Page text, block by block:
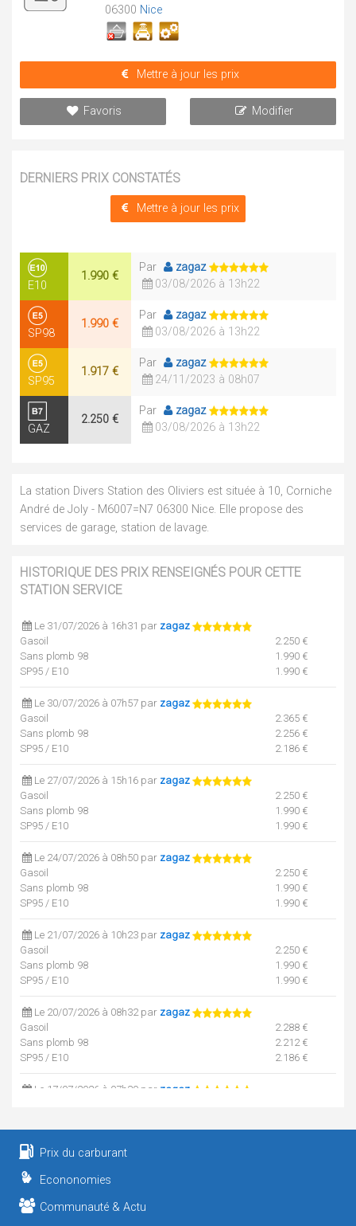
06300 Nice
Mettre à jour les prix
Favoris Modifier
DERNIERS PRIX CONSTATÉS
Mettre à jour les prix
E10
1.990 €
Par
zagaz
03/08/2026 à 13h22
SP98
1.990 €
Par
zagaz
03/08/2026 à 13h22
SP95
1.917 €
Par
zagaz
24/11/2023 à 08h07
GAZ
2.250 €
Par
zagaz
03/08/2026 à 13h22
La station Divers Station des Oliviers est située à 10, Corniche
André de Joly - M6007=N7 06300 Nice. Elle propose des
services de garage, station de lavage.
HISTORIQUE DES PRIX RENSEIGNÉS POUR CETTE
STATION SERVICE
Le 31/07/2026 à 16h31 par zagaz
Gasoil
2.250 €
Sans plomb 98
1.990 €
SP95 / E10
1.990 €
Le 30/07/2026 à 07h57 par zagaz
Gasoil
2.365 €
Sans plomb 98
2.256 €
SP95 / E10
2.186 €
Le 27/07/2026 à 15h16 par zagaz
Gasoil
2.250 €
Sans plomb 98
1.990 €
SP95 / E10
1.990 €
Le 24/07/2026 à 08h50 par zagaz
Gasoil
2.250 €
Sans plomb 98
1.990 €
SP95 / E10
1.990 €
Le 21/07/2026 à 10h23 par zagaz
Gasoil
2.250 €
Sans plomb 98
1.990 €
SP95 / E10
1.990 €
Le 20/07/2026 à 08h32 par zagaz
Gasoil
2.288 €
Sans plomb 98
2.212 €
SP95 / E10
2.186 €
Le 17/07/2026 à 07h39 par zagaz
Gasoil
Sans plomb 98
SP95 / E10
Prix du carburant
Econonomies
Communauté & Actu